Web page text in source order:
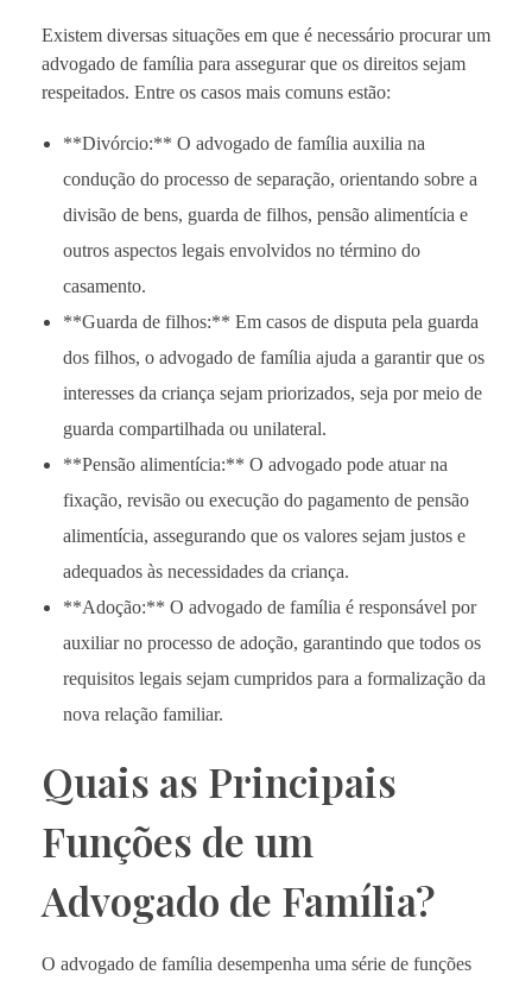
Existem diversas situações em que é necessário procurar um
advogado de família para assegurar que os direitos sejam
respeitados. Entre os casos mais comuns estão:
**Divórcio:** O advogado de família auxilia na
condução do processo de separação, orientando sobre a
divisão de bens, guarda de filhos, pensão alimentícia e
outros aspectos legais envolvidos no término do
casamento.
**Guarda de filhos:** Em casos de disputa pela guarda
dos filhos, o advogado de família ajuda a garantir que os
interesses da criança sejam priorizados, seja por meio de
guarda compartilhada ou unilateral.
**Pensão alimentícia:** O advogado pode atuar na
fixação, revisão ou execução do pagamento de pensão
alimentícia, assegurando que os valores sejam justos e
adequados às necessidades da criança.
**Adoção:** O advogado de família é responsável por
auxiliar no processo de adoção, garantindo que todos os
requisitos legais sejam cumpridos para a formalização da
nova relação familiar.
Quais as Principais
Funções de um
Advogado de Família?
O advogado de família desempenha uma série de funções